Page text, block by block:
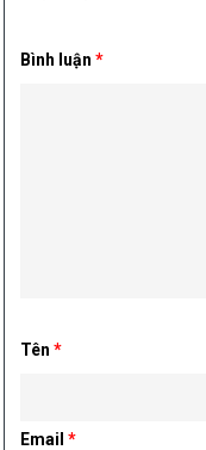
Bình luận*
Tên*
Email*